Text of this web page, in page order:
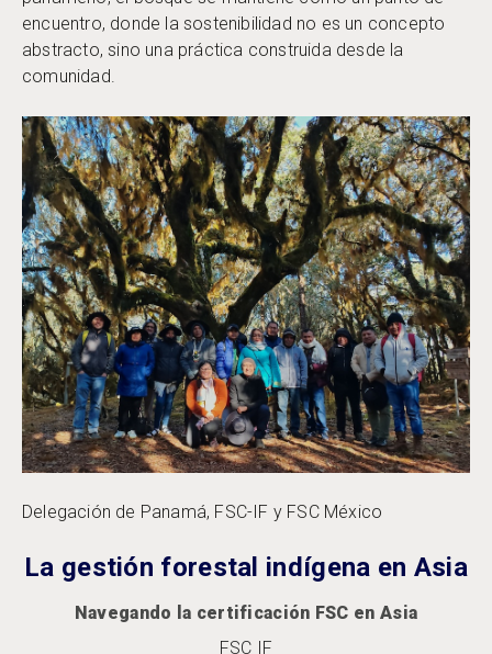
encuentro, donde la sostenibilidad no es un concepto
abstracto, sino una práctica construida desde la
comunidad.
Delegación de Panamá, FSC-IF y FSC México
La gestión forestal indígena en Asia
Navegando la certificación FSC en Asia
FSC IF